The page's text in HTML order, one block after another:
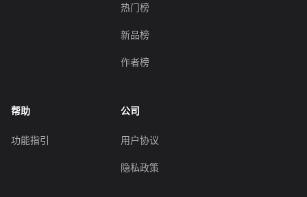
热门榜
新品榜
作者榜
帮助
功能指引
公司
用户协议
隐私政策